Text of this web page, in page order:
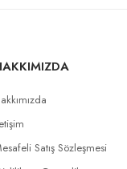
Satış Sözleşmesi